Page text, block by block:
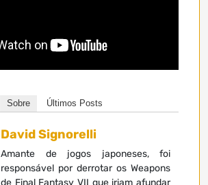
Sobre Últimos Posts
David Signorelli
Amante de jogos japoneses, foi
responsável por derrotar os Weapons
de Final Fantasy VII que iriam afundar